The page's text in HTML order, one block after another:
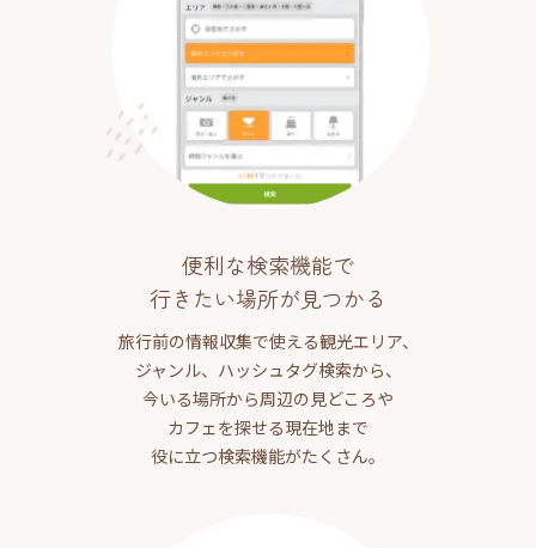
便利な検索機能で
行きたい場所が見つかる
旅行前の情報収集で使える観光エリア、
ジャンル、ハッシュタグ検索から、
今いる場所から周辺の見どころや
カフェを探せる現在地まで
役に立つ検索機能がたくさん。